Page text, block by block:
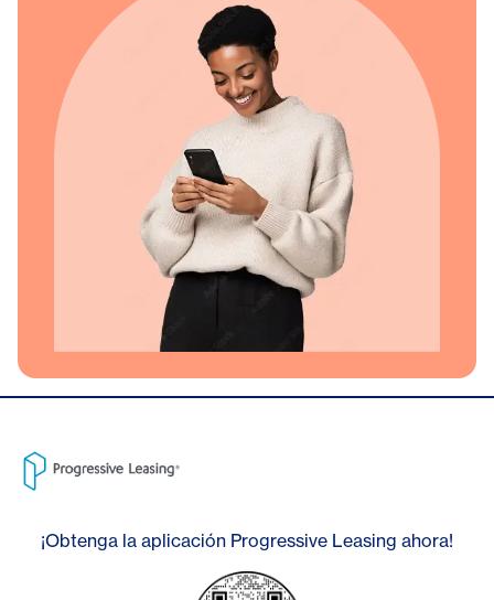
¡Obtenga la aplicación Progressive Leasing ahora!